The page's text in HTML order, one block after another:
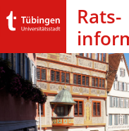
Rats­